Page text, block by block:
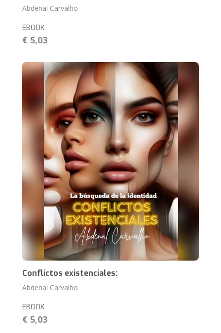
Abdenal Carvalho
EBOOK
€ 5,03
Conflictos existenciales:
Abdenal Carvalho
EBOOK
€ 5,03